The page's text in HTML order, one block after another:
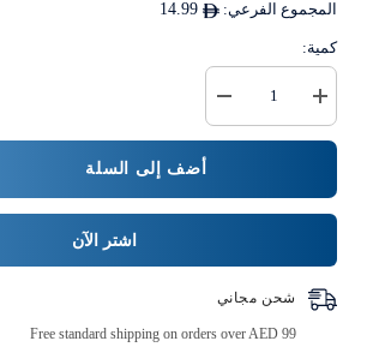
المجموع الفرعي: 14.99
كمية:
كمية
{{
المنتج
زيادة
كمية
25
أكواب
بسيط
أضف إلى السلة
اشتر الآن
شحن مجاني
Free standard shipping on orders over AED 99